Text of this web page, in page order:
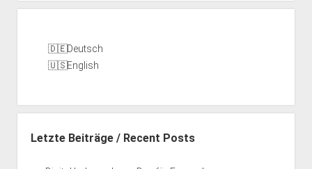
Deutsch
English
Letzte Beiträge / Recent Posts